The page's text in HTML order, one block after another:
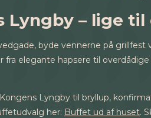
Lyngby – lige til
byde vennerne på
fra elegante hapsere til
Lyngby til bryllup,
her: Buffet ud af huset.